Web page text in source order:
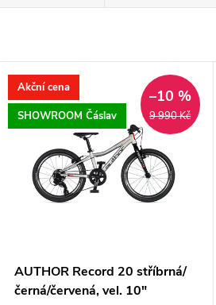
Akční cena
SHOWROOM Čáslav
9 990 Kč
–10 %
AUTHOR Record 20 stříbrná/
černá/červená, vel. 10"